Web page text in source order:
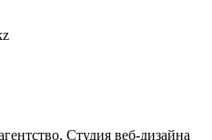
Студия веб-дизайна